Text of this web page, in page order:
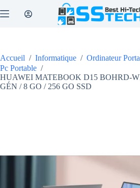
au
Accueil / Informatique / Ordinateur
Pc Portable /
HUAWEI MATEBOOK D15 BOHRD-
GÉN / 8 GO / 256 GO SSD